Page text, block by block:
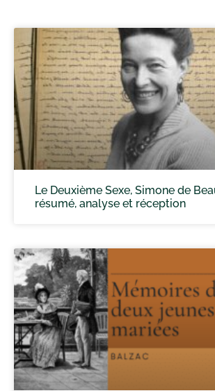
Le Deuxième Sexe, Simone de
résumé, analyse et réception